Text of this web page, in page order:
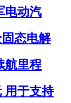
电动汽
态电解
航里程
用于支持